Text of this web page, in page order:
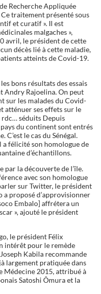
Recherche Appliquée
Ce traitement présenté sous
et curatif ». Il est
malgaches »,
avril, le président de cette
décès lié à cette maladie,
atteints de Covid-19.
bons résultats des essais
Andry Rajoelina. On peut
sur les malades du Covid-
atténuer ses effets sur le
rdc… séduits Depuis
du continent sont entrés
C’est le cas du Sénégal.
a félicité son homologue de
d’échantillons.
par la découverte de l’île.
avec son homologue
sur Twitter, le président
a proposé d’approvisionner
Embalo] affrétera un
», ajouté le président
le président Félix
intérêt pour le remède
Kabila recommande
largement pratiquée dans
Médecine 2015, attribué à
Satoshi Ômura et la